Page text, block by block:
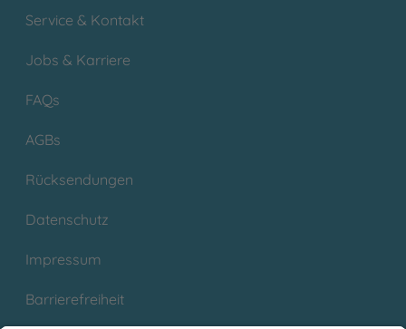
Service & Kontakt
Jobs & Karriere
FAQs
AGBs
Rücksendungen
Datenschutz
Impressum
Barrierefreiheit